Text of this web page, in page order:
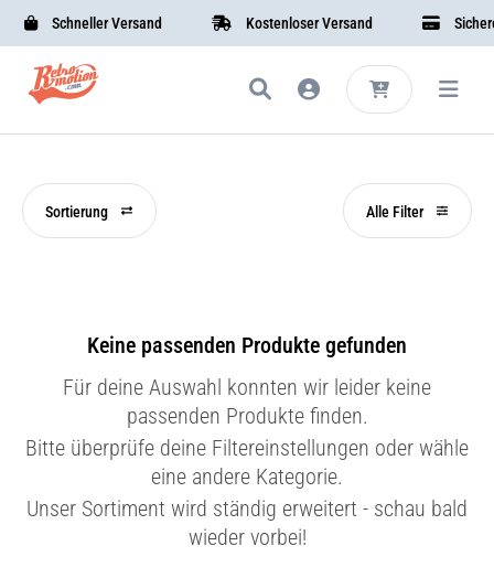
Schneller Versand Kostenloser Versand Sichere
Sortierung Alle Filter
Keine passenden Produkte gefunden
Für deine Auswahl konnten wir leider keine
passenden Produkte finden.
Bitte überprüfe deine Filtereinstellungen oder wähle
eine andere Kategorie.
Unser Sortiment wird ständig erweitert - schau bald
wieder vorbei!